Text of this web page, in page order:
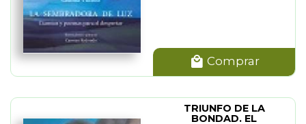
Comprar
TRIUNFO DE LA
BONDAD. EL